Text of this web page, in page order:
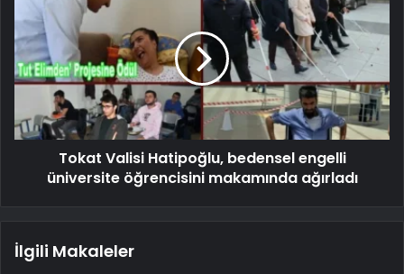
Tokat Valisi Hatipoğlu, bedensel engelli
üniversite öğrencisini makamında ağırladı
İlgili Makaleler